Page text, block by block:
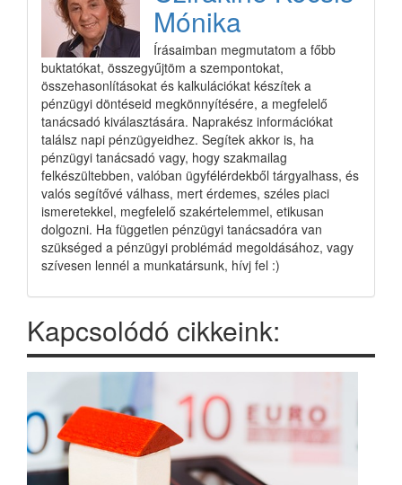
Mónika
Írásaimban megmutatom a főbb
buktatókat, összegyűjtöm a szempontokat,
összehasonlításokat és kalkulációkat készítek a
pénzügyi döntéseid megkönnyítésére, a megfelelő
tanácsadó kiválasztására. Naprakész információkat
találsz napi pénzügyeidhez. Segítek akkor is, ha
pénzügyi tanácsadó vagy, hogy szakmailag
felkészültebben, valóban ügyfélérdekből tárgyalhass, és
valós segítővé válhass, mert érdemes, széles piaci
ismeretekkel, megfelelő szakértelemmel, etikusan
dolgozni. Ha független pénzügyi tanácsadóra van
szükséged a pénzügyi problémád megoldásához, vagy
szívesen lennél a munkatársunk, hívj fel :)
Kapcsolódó cikkeink: